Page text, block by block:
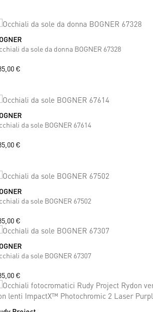
ONE SIZE
da sole da donna BOGNER 67328
€
ONE SIZE
da sole BOGNER 67614
€
ONE SIZE
da sole BOGNER 67502
€
ONE SIZE
da sole BOGNER 67307
€